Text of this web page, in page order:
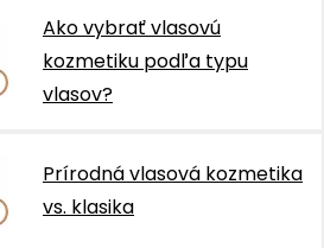
Ako vybrať vlasovú
kozmetiku podľa typu
vlasov?
Prírodná vlasová kozmetika
vs. klasika